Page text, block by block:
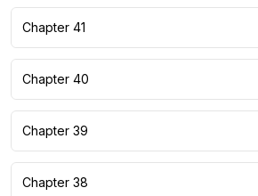
Chapter 41
Chapter 40
Chapter 39
Chapter 38